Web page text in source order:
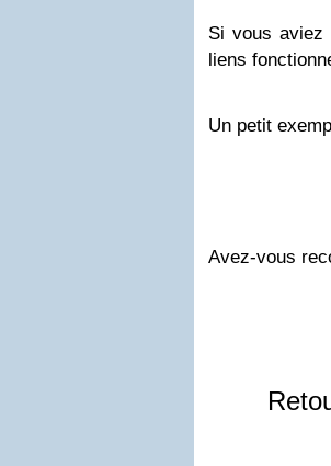
Si vous aviez
liens
Un petit
Avez-vous